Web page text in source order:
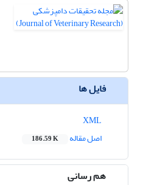
فایل ها
اصل مقاله
186.59 K
هم رسانی